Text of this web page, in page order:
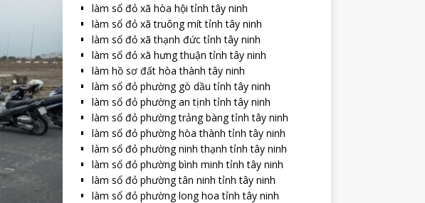
làm sổ đỏ xã hòa hội tỉnh tây ninh
làm sổ đỏ xã truông mít tỉnh tây ninh
làm sổ đỏ xã thạnh đức tỉnh tây ninh
làm sổ đỏ xã hưng thuận tỉnh tây ninh
làm hồ sơ đất hòa thành tây ninh
làm sổ đỏ phường gò dầu tỉnh tây ninh
làm sổ đỏ phường an tịnh tỉnh tây ninh
làm sổ đỏ phường trảng bàng tỉnh tây ninh
làm sổ đỏ phường hòa thành tỉnh tây ninh
làm sổ đỏ phường ninh thạnh tỉnh tây ninh
làm sổ đỏ phường bình minh tỉnh tây ninh
làm sổ đỏ phường tân ninh tỉnh tây ninh
làm sổ đỏ phường long hoa tỉnh tây ninh